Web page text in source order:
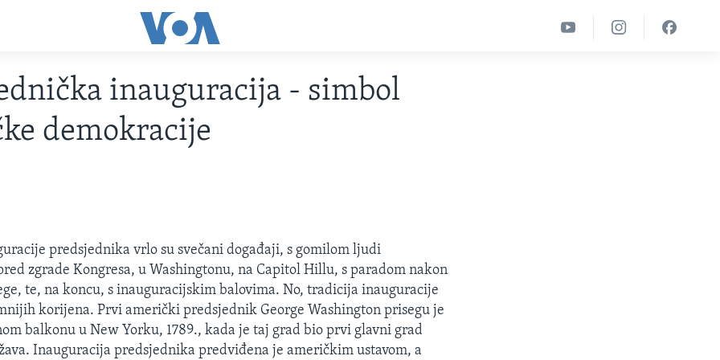
inauguracija - simbol
demokracije
predsjednika vrlo su svečani događaji, s gomilom ljudi
zgrade Kongresa, u Washingtonu, na Capitol Hillu, s paradom nakon
te, na koncu, s inauguracijskim balovima. No, tradicija inauguracije
korijena. Prvi američki predsjednik George Washington prisegu je
balkonu u New Yorku, 1789., kada je taj grad bio prvi glavni grad
Inauguracija predsjednika predviđena je američkim ustavom, a